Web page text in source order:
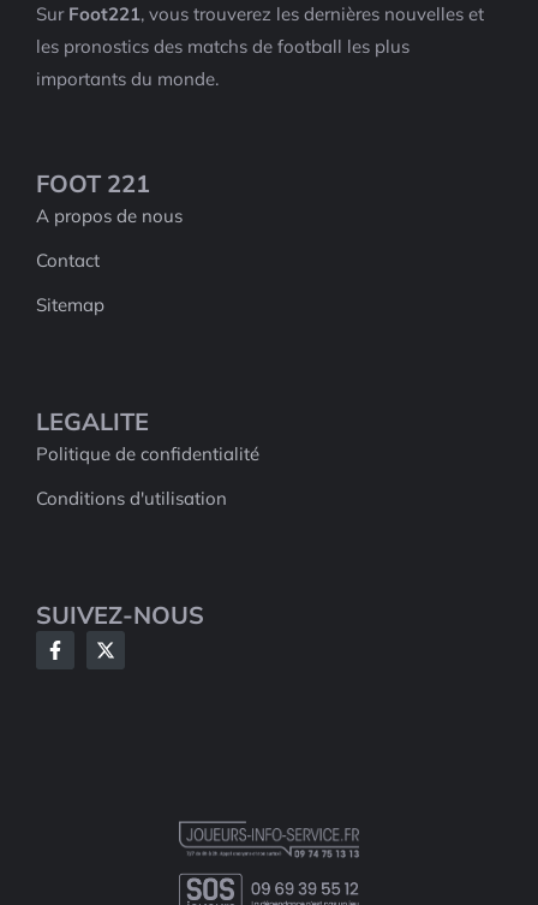
Sur Foot221, vous trouverez les dernières nouvelles et
les pronostics des matchs de football les plus
importants du monde.
FOOT 221
A propos de nous
Contact
Sitemap
LEGALITE
Politique de confidentialité
Conditions d'utilisation
SUIVEZ-NOUS